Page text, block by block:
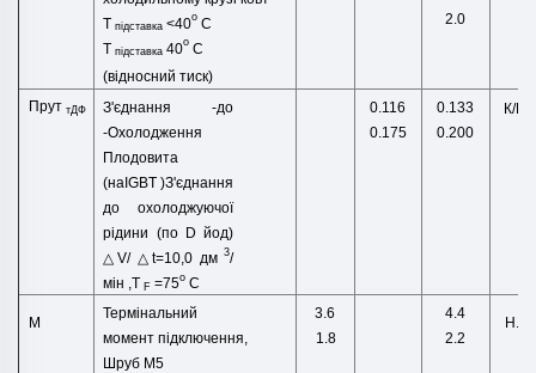
Tпідставка<40o C
Tпідставка40o C
(відносний тиск)
2.0
ПруттДФ З'єднання-до
-Охолодження
Плодовита
(наIGBT)З'єднання
до охолоджуючої
рідини (по Dйод)
△ V/ △ t=10,0 дм3/
мін ,TF=75o C
0.116
0.175
0.133
0.200
К/В
М
Термінальний
момент підключення,
Шруб M5
3.6
1.8
4.4
2.2
Н.М